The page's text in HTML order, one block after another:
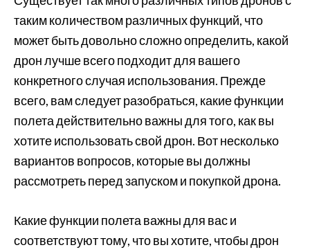
таким количеством различных функций, что
может быть довольно сложно определить, какой
дрон лучше всего подходит для вашего
конкретного случая использования. Прежде
всего, вам следует разобраться, какие функции
полета действительно важны для того, как вы
хотите использовать свой дрон. Вот несколько
вариантов вопросов, которые вы должны
рассмотреть перед запуском и покупкой дрона.
Какие функции полета важны для вас и
соответствуют тому, что вы хотите, чтобы дрон